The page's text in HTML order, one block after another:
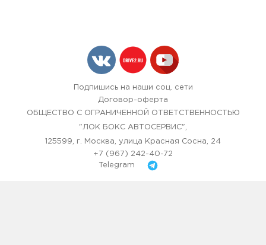
Подпишись на наши соц. сети
Договор-оферта
ОБЩЕСТВО С ОГРАНИЧЕННОЙ ОТВЕТСТВЕННОСТЬЮ
"ЛОК БОКС АВТОСЕРВИС",
125599, г. Москва, улица Красная Сосна, 24
+7 (967) 242-40-72
Telegram